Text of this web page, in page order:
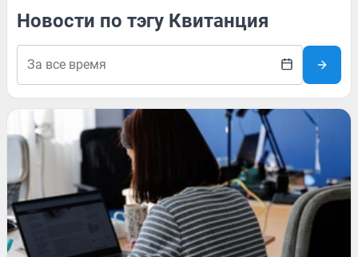
Новости по тэгу Квитанция